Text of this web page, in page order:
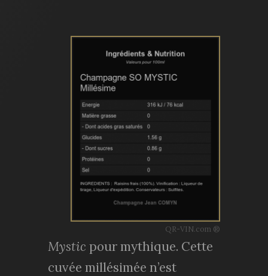
QR-VIN.com ®
Mystic pour mythique. Cette
cuvée millésimée n’est